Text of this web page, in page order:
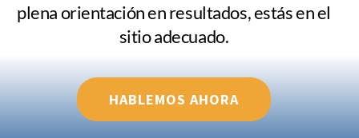
plena orientación en resultados, estás en el
sitio adecuado.
HABLEMOS AHORA